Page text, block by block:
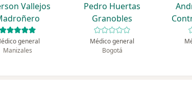
Vallejos
general
Manizales
Pedro Huertas
Granobles
Médico general
Bogotá